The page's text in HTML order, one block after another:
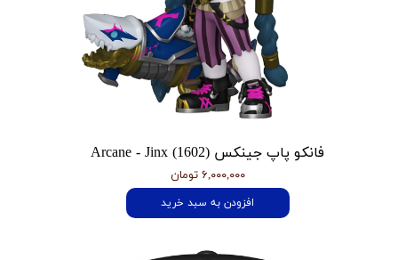
فانکو پاپ جینکس Arcane - Jinx (1602)
۶,۰۰۰,۰۰۰ تومان
افزودن به سبد خرید